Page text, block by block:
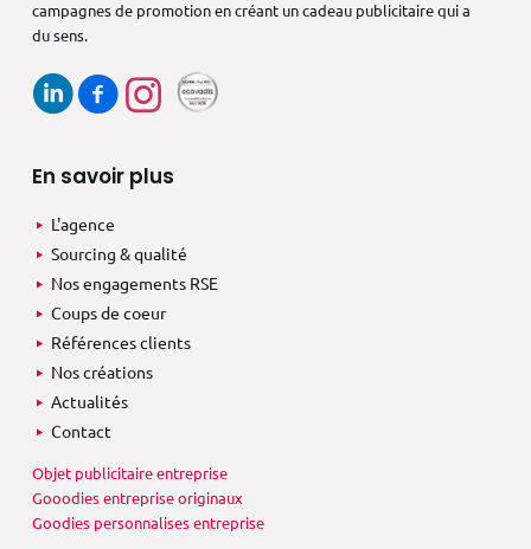
campagnes de promotion en créant un cadeau publicitaire qui a
du sens.
En savoir plus
L'agence
Sourcing & qualité
Nos engagements RSE
Coups de coeur
Références clients
Nos créations
Actualités
Contact
Objet publicitaire entreprise
Gooodies entreprise originaux
Goodies personnalises entreprise